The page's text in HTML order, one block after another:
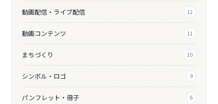
動画配信・ライブ配信 12
動画コンテンツ 11
まちづくり 10
シンボル・ロゴ 9
パンフレット・冊子 6